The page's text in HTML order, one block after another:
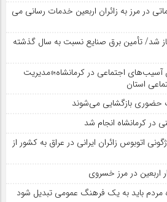
در مرز به زائران اربعین خدمات رسانی می
شد/ تأمین برق صنایع نسبت به سال گذشته
اجتماعی در کرمانشاه؛«مدیریت
استان
حضوری بازگشایی می‌شوند
در کرمانشاه انجام شد
واژگونی اتوبوس زائران ایرانی در عراق به کشور از
اربعین در مرز خسروی
مردم باید به یک فرهنگ عمومی تبدیل شود